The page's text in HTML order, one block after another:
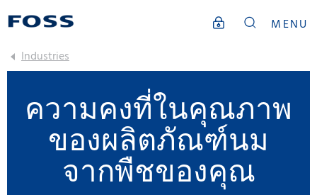
MENU
Industries
ความคงที่ในคุณภาพ
ของผลิตภัณฑ์นม
จากพืชของคุณ